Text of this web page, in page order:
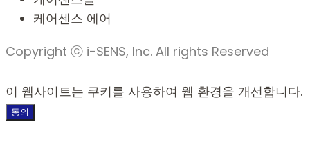
케어센스 에어
Copyright ⓒ i-SENS, Inc. All rights Reserved
이 웹사이트는 쿠키를 사용하여 웹 환경을 개선합니다.
동의